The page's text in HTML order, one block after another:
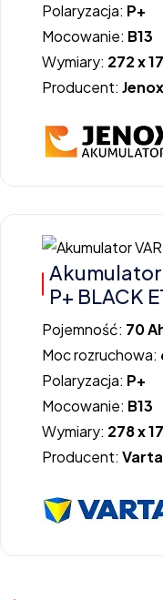
Polaryzacja: P+
Mocowanie: B13
Wymiary: 272 x
Producent: Jenox
Akumulator
P+ BLACK
Pojemność: 70
Moc rozruchowa:
Polaryzacja: P+
Mocowanie: B13
Wymiary: 278 x
Producent: Varta